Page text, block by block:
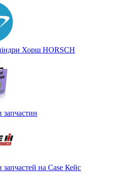
Хорш HORSCH
запчастин
запчастей на Case Кейс